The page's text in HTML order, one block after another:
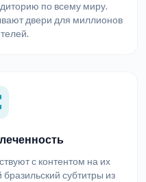
по всему миру.
двери для миллионов
с контентом на их
субтитры из